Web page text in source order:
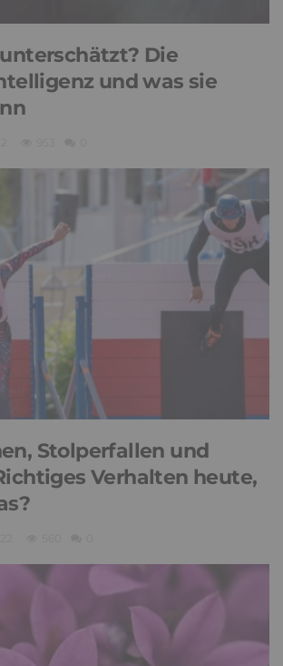
Die
und was sie
Stolperfallen und
Verhalten heute,